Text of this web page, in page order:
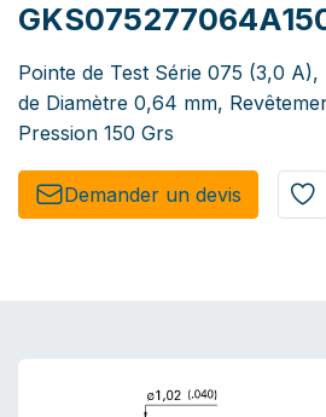
Pointe de Test Série 075 (3,0 A),
de Diamètre 0,64 mm,
Pression 150 Grs
Demander un de​​vis​​